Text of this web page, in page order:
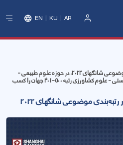
EN KU AR
دانشگاه کردستان در جدیدترین رتبه‌بندی موضوعی شانگهای 2022، در حوزه‌ علوم طبیعی -
علوم زمین رتبه 400-301 و در حوزه علوم زیستی - علوم کشاورزی رتبه 500-401 جهان را کسب
موضوعی شانگهای 2022